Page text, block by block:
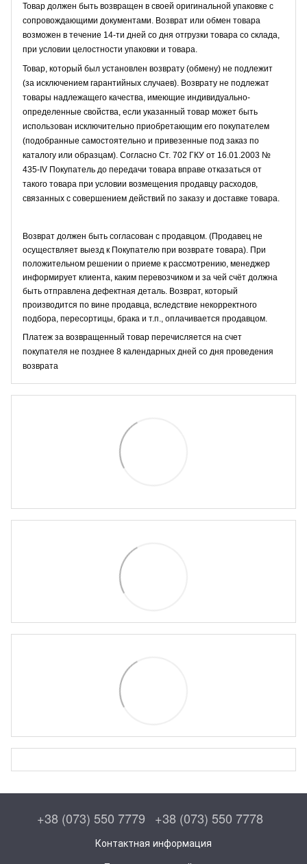
Товар должен быть возвращен в своей оригинальной упаковке с
сопровождающими документами. Возврат или обмен товара
возможен в течение 14-ти дней со дня отгрузки товара со склада,
при условии целостности упаковки и товара.
Товар, который был установлен возврату (обмену) не подлежит
(за исключением гарантийных случаев). Возврату не подлежат
товары надлежащего качества, имеющие индивидуально-
определенные свойства, если указанный товар может быть
использован исключительно приобретающим его покупателем
(подобранные самостоятельно и привезенные под заказ по
каталогу или образцам). Согласно Ст. 702 ГКУ от 16.01.2003 №
435-IV Покупатель до передачи товара вправе отказаться от
такого товара при условии возмещения продавцу расходов,
связанных с совершением действий по заказу и доставке товара.
Возврат должен быть согласован с продавцом. (Продавец не
осуществляет выезд к Покупателю при возврате товара). При
положительном решении о приеме к рассмотрению, менеджер
информирует клиента, каким перевозчиком и за чей счёт должна
быть отправлена дефектная деталь. Возврат, который
производится по вине продавца, вследствие некорректного
подбора, пересортицы, брака и т.п., оплачивается продавцом.
Платеж за возвращенный товар перечисляется на счет
покупателя не позднее 8 календарных дней со дня проведения
возврата
+38 (073) 550 7779 +38 (073) 550 7778
Контактная информация